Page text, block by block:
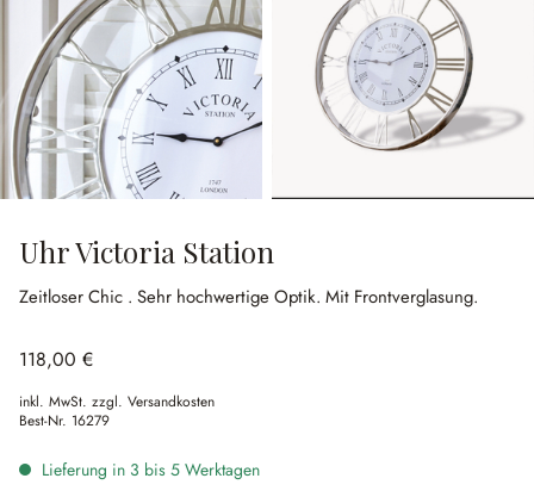
Uhr Victoria Station
Zeitloser Chic . Sehr hochwertige Optik. Mit Frontverglasung.
118,00 €
inkl. MwSt. zzgl. Versandkosten
Best-Nr. 16279
Lieferung in 3 bis 5 Werktagen